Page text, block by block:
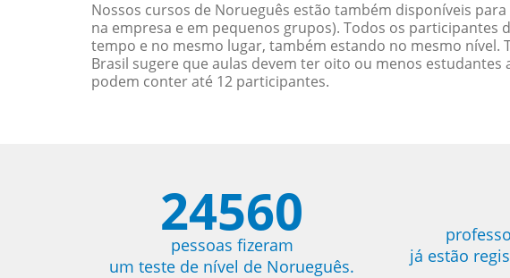
Nossos cursos de Norueguês estão também disponíveis
na empresa e em pequenos grupos). Todos os
tempo e no mesmo lugar, também estando no mesmo
Brasil sugere que aulas devem ter oito ou menos
podem conter até 12 participantes.
24560
pessoas fizeram
um teste de nível de Norueguês.
já estão